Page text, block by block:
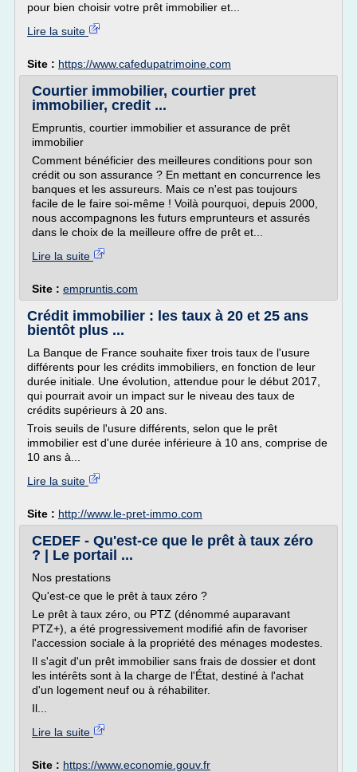
pour bien choisir votre prêt immobilier et...
Lire la suite
Site : https://www.cafedupatrimoine.com
Courtier immobilier, courtier pret
immobilier, credit ...
Empruntis, courtier immobilier et assurance de prêt
immobilier
Comment bénéficier des meilleures conditions pour son
crédit ou son assurance ? En mettant en concurrence les
banques et les assureurs. Mais ce n'est pas toujours
facile de le faire soi-même ! Voilà pourquoi, depuis 2000,
nous accompagnons les futurs emprunteurs et assurés
dans le choix de la meilleure offre de prêt et...
Lire la suite
Site : empruntis.com
Crédit immobilier : les taux à 20 et 25 ans
bientôt plus ...
La Banque de France souhaite fixer trois taux de l'usure
différents pour les crédits immobiliers, en fonction de leur
durée initiale. Une évolution, attendue pour le début 2017,
qui pourrait avoir un impact sur le niveau des taux de
crédits supérieurs à 20 ans.
Trois seuils de l'usure différents, selon que le prêt
immobilier est d'une durée inférieure à 10 ans, comprise de
10 ans à...
Lire la suite
Site : http://www.le-pret-immo.com
CEDEF - Qu'est-ce que le prêt à taux zéro
? | Le portail ...
Nos prestations
Qu'est-ce que le prêt à taux zéro ?
Le prêt à taux zéro, ou PTZ (dénommé auparavant
PTZ+), a été progressivement modifié afin de favoriser
l'accession sociale à la propriété des ménages modestes.
Il s'agit d'un prêt immobilier sans frais de dossier et dont
les intérêts sont à la charge de l'État, destiné à l'achat
d'un logement neuf ou à réhabiliter.
Il...
Lire la suite
Site : https://www.economie.gouv.fr